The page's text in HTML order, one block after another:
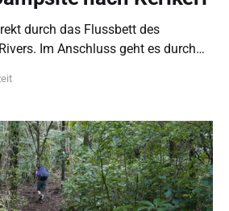
durch das Flussbett des
Im Anschluss geht es durch
heilen und Beine entspannen.